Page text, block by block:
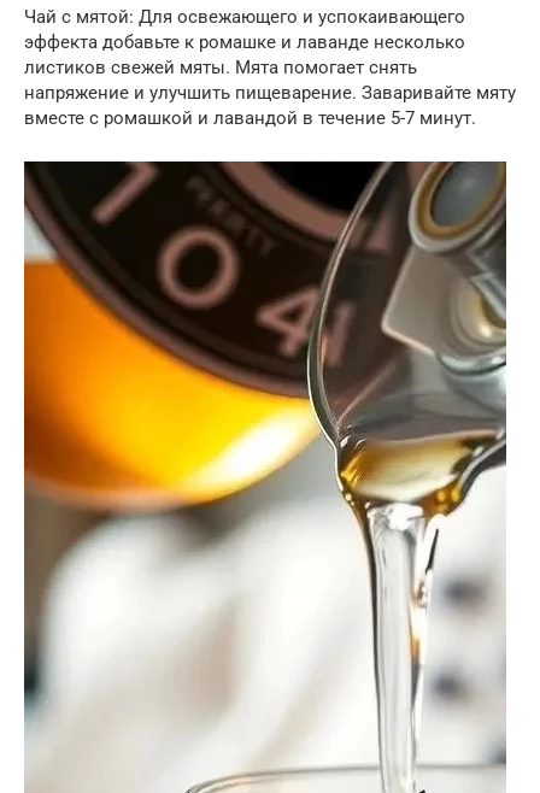
Чай с мятой: Для освежающего и успокаивающего
эффекта добавьте к ромашке и лаванде несколько
листиков свежей мяты. Мята помогает снять
напряжение и улучшить пищеварение. Заваривайте мяту
вместе с ромашкой и лавандой в течение 5-7 минут.